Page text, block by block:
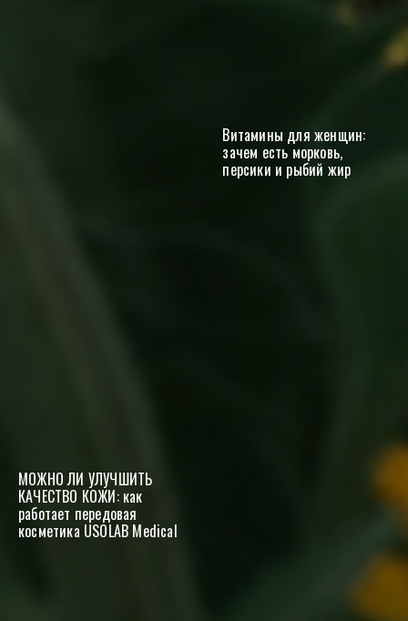
МОЖНО ЛИ УЛУЧШИТЬ
КАЧЕСТВО КОЖИ: как
работает передовая
косметика USOLAB Medical
Витамины для женщин:
зачем есть морковь,
персики и рыбий жир